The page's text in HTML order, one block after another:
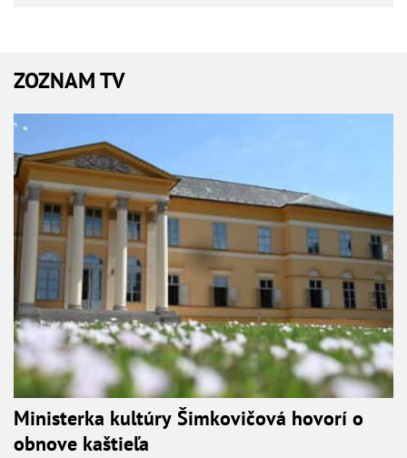
ZOZNAM TV
Ministerka kultúry Šimkovičová hovorí o
obnove kaštieľa